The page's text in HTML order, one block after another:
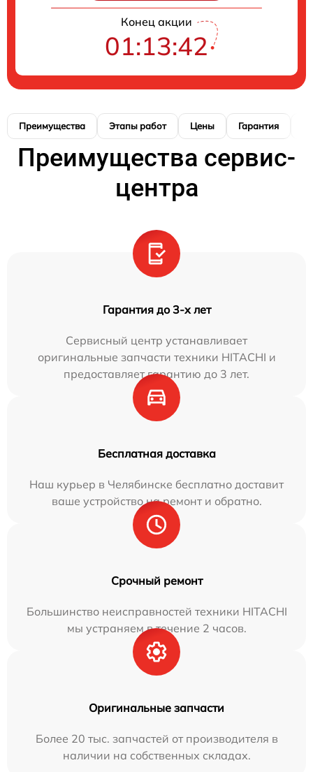
Конец акции
01:13:41
Преимущества Этапы работ Цены Гарантия
Преимущества сервис-
центра
Гарантия до 3-х лет
Сервисный центр устанавливает
оригинальные запчасти техники HITACHI и
предоставляет гарантию до 3 лет.
Бесплатная доставка
Наш курьер в Челябинске бесплатно доставит
ваше устройство на ремонт и обратно.
Срочный ремонт
Большинство неисправностей техники HITACHI
мы устраняем в течение 2 часов.
Оригинальные запчасти
Более 20 тыс. запчастей от производителя в
наличии на собственных складах.